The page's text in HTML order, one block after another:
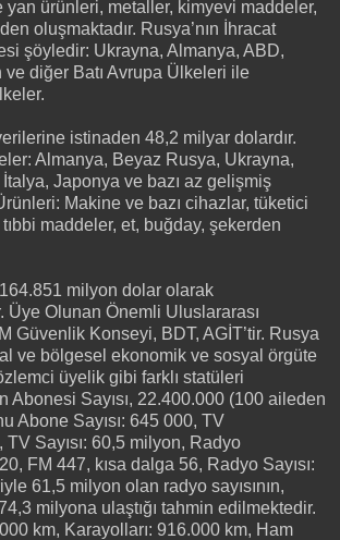
yan ürünleri, metaller, kimyevi maddeler,
oluşmaktadır. Rusya’nın İhracat
şöyledir: Ukrayna, Almanya, ABD,
diğer Batı Avrupa Ülkeleri ile
istinaden 48,2 milyar dolardır.
Almanya, Beyaz Rusya, Ukrayna,
Japonya ve bazı az gelişmiş
Makine ve bazı cihazlar, tüketici
maddeler, et, buğday, şekerden
164.851 milyon dolar olarak
Üye Olunan Önemli Uluslararası
Güvenlik Konseyi, BDT, AGİT’tir. Rusya
ve bölgesel ekonomik ve sosyal örgüte
üyelik gibi farklı statüleri
Abonesi Sayısı, 22.400.000 (100 aileden
Abone Sayısı: 645 000, TV
TV Sayısı: 60,5 milyon, Radyo
FM 447, kısa dalga 56, Radyo Sayısı:
61,5 milyon olan radyo sayısının,
milyona ulaştığı tahmin edilmektedir.
km, Karayolları: 916.000 km, Ham